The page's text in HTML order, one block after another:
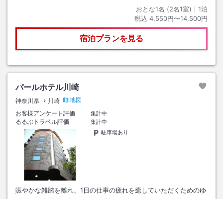
おとな1名 (2名1室)｜ 1泊
税込 4,550円〜14,500円
宿泊プランを見る
パールホテル川崎
神奈川県 川崎
地図
お客様アンケート評価
集計中
るるぶトラベル評価
集計中
駐車場あり
賑やかな雑踏を離れ、1日の仕事の疲れを癒していただくためのゆ